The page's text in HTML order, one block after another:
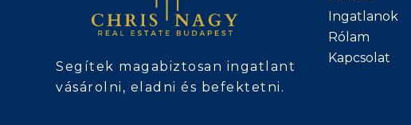
Segítek magabiztosan ingatlant
vásárolni, eladni és befektetni.
Ingatlanok
Rólam
Kapcsolat